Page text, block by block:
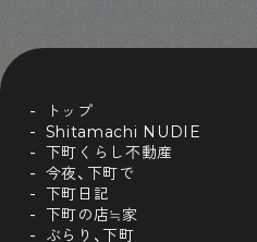
トップ
Shitamachi NUDIE
下町くらし不動産
今夜、下町で
下町日記
下町の店≒家
ぶらり、下町